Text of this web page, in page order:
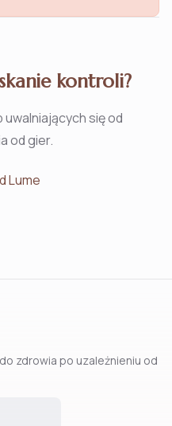
kontroli?
się od
od gier.
Lume
zdrowia po uzależnieniu od